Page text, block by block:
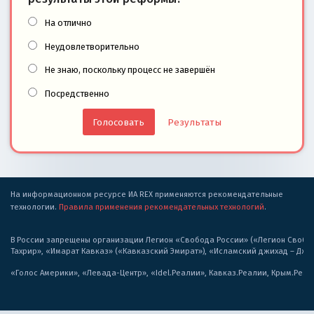
На отлично
Неудовлетворительно
Не знаю, поскольку процесс не завершён
Посредственно
Результаты
На информационном ресурсе ИА REX применяются рекомендательные
технологии. Правила применения рекомендательных технологий.
В России запрещены организации Легион «Свобода России» («Легион
Тахрир», «Имарат Кавказ» («Кавказский Эмират»), «Исламский джихад –
«Голос Америки», «Левада-Центр», «Idel.Реалии», Кавказ.Реалии,